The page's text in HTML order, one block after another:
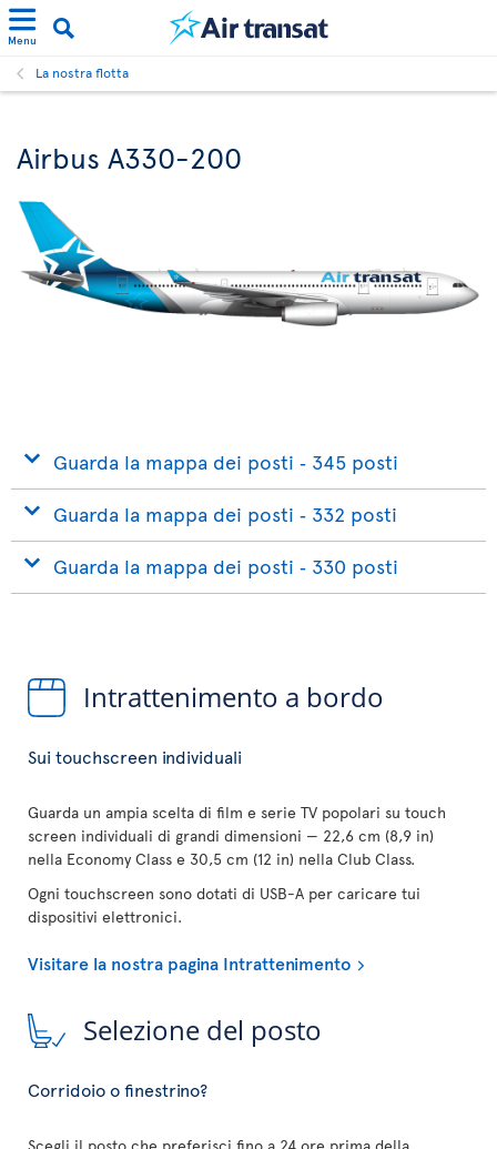
Menu
La nostra flotta
Airbus A330-200
Guarda la mappa dei posti ‐ 345 posti
Guarda la mappa dei posti ‐ 332 posti
Guarda la mappa dei posti ‐ 330 posti
Intrattenimento a bordo
Sui touchscreen individuali
Guarda un ampia scelta di film e serie TV popolari su touch
screen individuali di grandi dimensioni — 22,6 cm (8,9 in)
nella Economy Class e 30,5 cm (12 in) nella Club Class.
Ogni touchscreen sono dotati di USB-A per caricare tui
dispositivi elettronici.
Visitare la nostra pagina Intrattenimento
Selezione del posto
Corridoio o finestrino?